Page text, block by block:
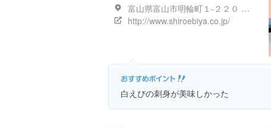
富山県富山市明輪町１-２２０ ＪＲ富山駅 １階 きときと市場とやマルシェ内
http://www.shiroebiya.co.jp/
白えびの刺身が美味しかった